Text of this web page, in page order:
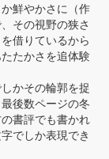
鮮やかさに（作
その視野の狭さ
借りているから
たかさを追体験
かその輪郭を捉
後数ページの冬
書評でも書かれ
でしか表現でき